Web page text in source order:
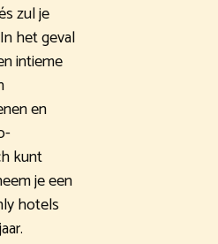
zul je
het geval
intieme
en
kunt
je een
hotels